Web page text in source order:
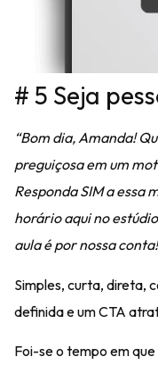
# 5 Seja
“Bom dia, Amanda!
preguiçosa em um
Responda SIM a essa
horário aqui no
aula é por nossa
Simples, curta, direta,
definida e um CTA
Foi-se o tempo em